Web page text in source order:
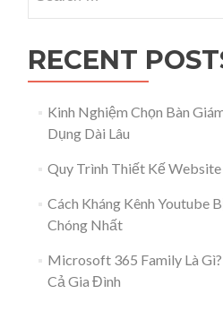
RECENT
Kinh Nghiệm Chọn Bàn
Dụng Dài Lâu
Quy Trình Thiết Kế Website
Cách Kháng Kênh Youtube
Chóng Nhất
Microsoft 365 Family Là
Cả Gia Đình